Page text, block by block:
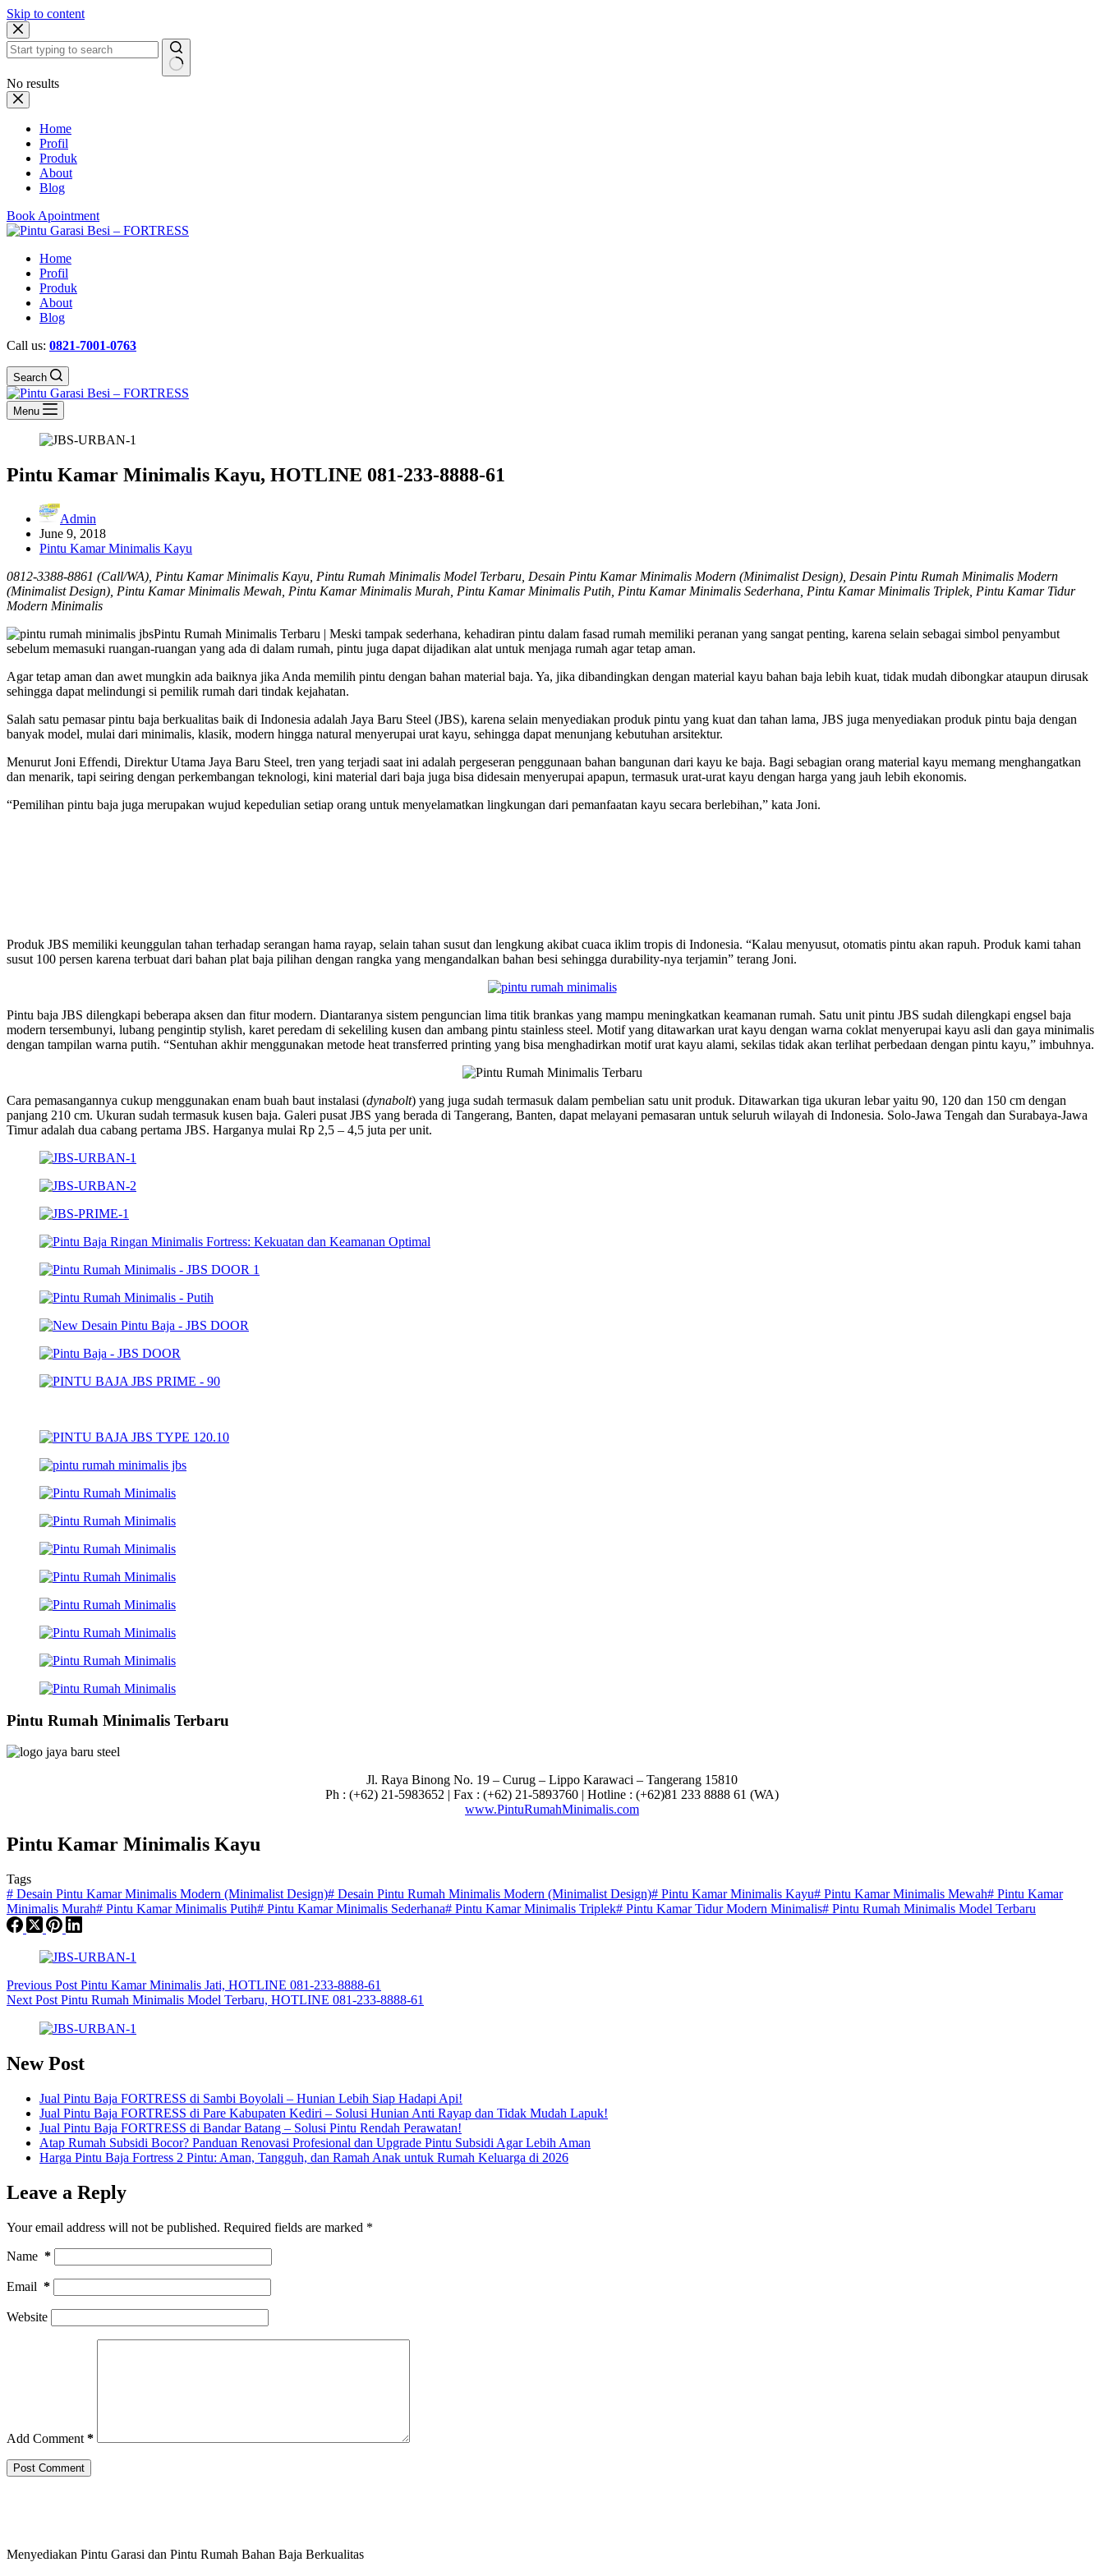
Skip to content
No results
Home
Profil
Produk
About
Blog
Book Apointment
Home
Profil
Produk
About
Blog
Call us: 0821-7001-0763
Search
Menu
Pintu Kamar Minimalis Kayu, HOTLINE 081-233-8888-61
Admin
June 9, 2018
Pintu Kamar Minimalis Kayu
0812-3388-8861 (Call/WA), Pintu Kamar Minimalis Kayu, Pintu Rumah Minimalis Model Terbaru, Desain Pintu Kamar Minimalis Modern (Minimalist Design), Desain Pintu Rumah Minimalis Modern
(Minimalist Design), Pintu Kamar Minimalis Mewah, Pintu Kamar Minimalis Murah, Pintu Kamar Minimalis Putih, Pintu Kamar Minimalis Sederhana, Pintu Kamar Minimalis Triplek, Pintu Kamar Tidur
Modern Minimalis
Pintu Rumah Minimalis Terbaru | Meski tampak sederhana, kehadiran pintu dalam fasad rumah memiliki peranan yang sangat penting, karena selain sebagai simbol penyambut
sebelum memasuki ruangan-ruangan yang ada di dalam rumah, pintu juga dapat dijadikan alat untuk menjaga rumah agar tetap aman.
Agar tetap aman dan awet mungkin ada baiknya jika Anda memilih pintu dengan bahan material baja. Ya, jika dibandingkan dengan material kayu bahan baja lebih kuat, tidak mudah dibongkar ataupun dirusak
sehingga dapat melindungi si pemilik rumah dari tindak kejahatan.
Salah satu pemasar pintu baja berkualitas baik di Indonesia adalah Jaya Baru Steel (JBS), karena selain menyediakan produk pintu yang kuat dan tahan lama, JBS juga menyediakan produk pintu baja dengan
banyak model, mulai dari minimalis, klasik, modern hingga natural menyerupai urat kayu, sehingga dapat menunjang kebutuhan arsitektur.
Menurut Joni Effendi, Direktur Utama Jaya Baru Steel, tren yang terjadi saat ini adalah pergeseran penggunaan bahan bangunan dari kayu ke baja. Bagi sebagian orang material kayu memang menghangatkan
dan menarik, tapi seiring dengan perkembangan teknologi, kini material dari baja juga bisa didesain menyerupai apapun, termasuk urat-urat kayu dengan harga yang jauh lebih ekonomis.
“Pemilihan pintu baja juga merupakan wujud kepedulian setiap orang untuk menyelamatkan lingkungan dari pemanfaatan kayu secara berlebihan,” kata Joni.
Produk JBS memiliki keunggulan tahan terhadap serangan hama rayap, selain tahan susut dan lengkung akibat cuaca iklim tropis di Indonesia. “Kalau menyusut, otomatis pintu akan rapuh. Produk kami tahan
susut 100 persen karena terbuat dari bahan plat baja pilihan dengan rangka yang mengandalkan bahan besi sehingga durability-nya terjamin” terang Joni.
Pintu baja JBS dilengkapi beberapa aksen dan fitur modern. Diantaranya sistem penguncian lima titik brankas yang mampu meningkatkan keamanan rumah. Satu unit pintu JBS sudah dilengkapi engsel baja
modern tersembunyi, lubang pengintip stylish, karet peredam di sekeliling kusen dan ambang pintu stainless steel. Motif yang ditawarkan urat kayu dengan warna coklat menyerupai kayu asli dan gaya minimalis
dengan tampilan warna putih. “Sentuhan akhir menggunakan metode heat transferred printing yang bisa menghadirkan motif urat kayu alami, sekilas tidak akan terlihat perbedaan dengan pintu kayu,” imbuhnya.
Cara pemasangannya cukup menggunakan enam buah baut instalasi (dynabolt) yang juga sudah termasuk dalam pembelian satu unit produk. Ditawarkan tiga ukuran lebar yaitu 90, 120 dan 150 cm dengan
panjang 210 cm. Ukuran sudah termasuk kusen baja. Galeri pusat JBS yang berada di Tangerang, Banten, dapat melayani pemasaran untuk seluruh wilayah di Indonesia. Solo-Jawa Tengah dan Surabaya-Jawa
Timur adalah dua cabang pertama JBS. Harganya mulai Rp 2,5 – 4,5 juta per unit.
Pintu Rumah Minimalis Terbaru
Jl. Raya Binong No. 19 – Curug – Lippo Karawaci – Tangerang 15810
Ph : (+62) 21-5983652 | Fax : (+62) 21-5893760 | Hotline : (+62)81 233 8888 61 (WA)
www.PintuRumahMinimalis.com
Pintu Kamar Minimalis Kayu
Tags
# Desain Pintu Kamar Minimalis Modern (Minimalist Design)# Desain Pintu Rumah Minimalis Modern (Minimalist Design)# Pintu Kamar Minimalis Kayu# Pintu Kamar Minimalis Mewah# Pintu Kamar
Minimalis Murah# Pintu Kamar Minimalis Putih# Pintu Kamar Minimalis Sederhana# Pintu Kamar Minimalis Triplek# Pintu Kamar Tidur Modern Minimalis# Pintu Rumah Minimalis Model Terbaru
Previous Post Pintu Kamar Minimalis Jati, HOTLINE 081-233-8888-61
Next Post Pintu Rumah Minimalis Model Terbaru, HOTLINE 081-233-8888-61
New Post
Jual Pintu Baja FORTRESS di Sambi Boyolali – Hunian Lebih Siap Hadapi Api!
Jual Pintu Baja FORTRESS di Pare Kabupaten Kediri – Solusi Hunian Anti Rayap dan Tidak Mudah Lapuk!
Jual Pintu Baja FORTRESS di Bandar Batang – Solusi Pintu Rendah Perawatan!
Atap Rumah Subsidi Bocor? Panduan Renovasi Profesional dan Upgrade Pintu Subsidi Agar Lebih Aman
Harga Pintu Baja Fortress 2 Pintu: Aman, Tangguh, dan Ramah Anak untuk Rumah Keluarga di 2026
Leave a Reply
Your email address will not be published. Required fields are marked *
Name *
Email *
Website
Add Comment *
Post Comment
Menyediakan Pintu Garasi dan Pintu Rumah Bahan Baja Berkualitas